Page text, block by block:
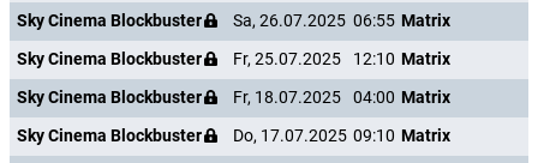
Sky Cinema Blockbuster
Sa, 26.07.2025 06:55 Matrix
Sky Cinema Blockbuster
Fr, 25.07.2025 12:10 Matrix
Sky Cinema Blockbuster
Fr, 18.07.2025 04:00 Matrix
Sky Cinema Blockbuster
Do, 17.07.2025 09:10 Matrix